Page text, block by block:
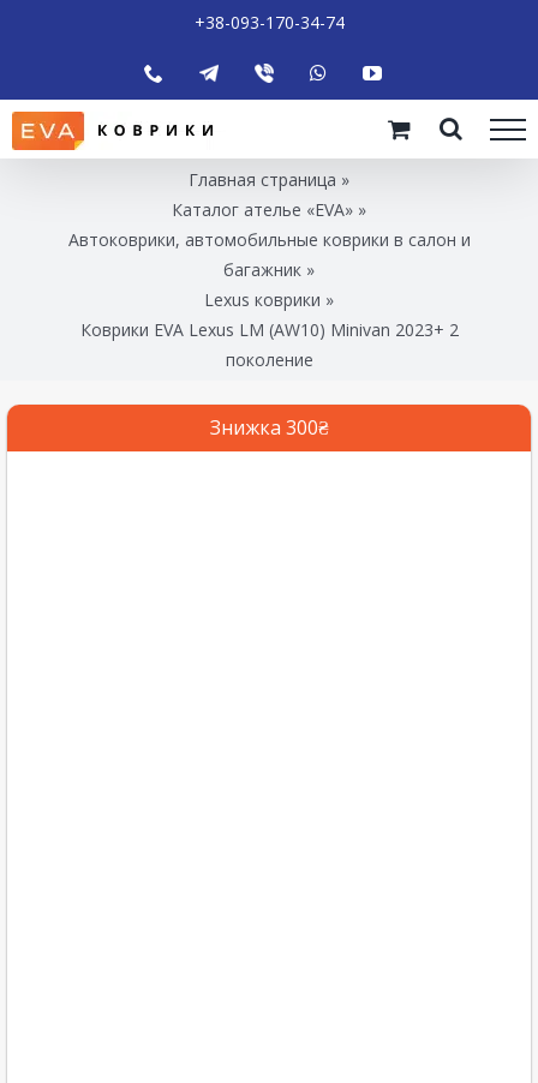
+38-093-170-34-74
Главная страница »
Каталог ателье «EVA» »
Автоковрики, автомобильные коврики в салон и
багажник »
Lexus коврики »
Коврики EVA Lexus LM (AW10) Minivan 2023+ 2
поколение
Знижка 300₴